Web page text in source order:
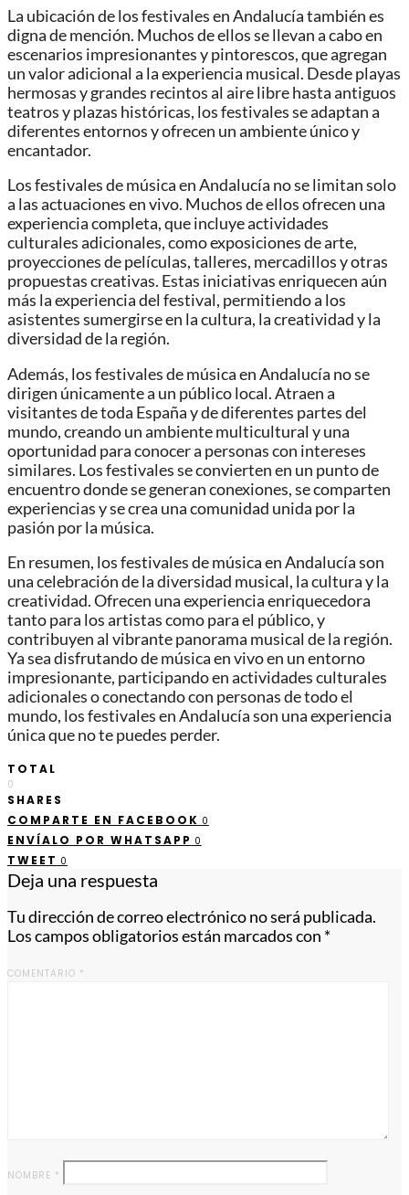
La ubicación de los festivales en Andalucía también es
digna de mención. Muchos de ellos se llevan a cabo en
escenarios impresionantes y pintorescos, que agregan
un valor adicional a la experiencia musical. Desde playas
hermosas y grandes recintos al aire libre hasta antiguos
teatros y plazas históricas, los festivales se adaptan a
diferentes entornos y ofrecen un ambiente único y
encantador.
Los festivales de música en Andalucía no se limitan solo
a las actuaciones en vivo. Muchos de ellos ofrecen una
experiencia completa, que incluye actividades
culturales adicionales, como exposiciones de arte,
proyecciones de películas, talleres, mercadillos y otras
propuestas creativas. Estas iniciativas enriquecen aún
más la experiencia del festival, permitiendo a los
asistentes sumergirse en la cultura, la creatividad y la
diversidad de la región.
Además, los festivales de música en Andalucía no se
dirigen únicamente a un público local. Atraen a
visitantes de toda España y de diferentes partes del
mundo, creando un ambiente multicultural y una
oportunidad para conocer a personas con intereses
similares. Los festivales se convierten en un punto de
encuentro donde se generan conexiones, se comparten
experiencias y se crea una comunidad unida por la
pasión por la música.
En resumen, los festivales de música en Andalucía son
una celebración de la diversidad musical, la cultura y la
creatividad. Ofrecen una experiencia enriquecedora
tanto para los artistas como para el público, y
contribuyen al vibrante panorama musical de la región.
Ya sea disfrutando de música en vivo en un entorno
impresionante, participando en actividades culturales
adicionales o conectando con personas de todo el
mundo, los festivales en Andalucía son una experiencia
única que no te puedes perder.
TOTAL
0
SHARES
COMPARTE EN FACEBOOK 0
ENVÍALO POR WHATSAPP 0
TWEET 0
Deja una respuesta
Tu dirección de correo electrónico no será publicada.
Los campos obligatorios están marcados con *
COMENTARIO *
NOMBRE *